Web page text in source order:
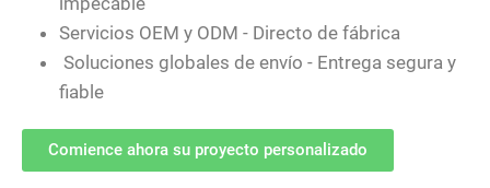
Servicios OEM y ODM - Directo de fábrica
Soluciones globales de envío - Entrega segura y
fiable
Comience ahora su proyecto personalizado